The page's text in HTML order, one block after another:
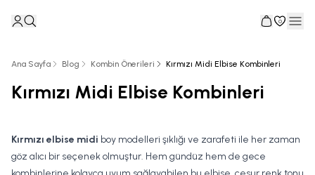
0
Ana Sayfa Blog Kombin Önerileri Kırmızı Midi Elbise Kombinleri
Kırmızı Midi Elbise Kombinleri
Kırmızı elbise midi boy modelleri şıklığı ve zarafeti ile her zaman
göz alıcı bir seçenek olmuştur. Hem gündüz hem de gece